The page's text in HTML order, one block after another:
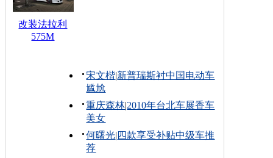
改装法拉利
575M
宋文楷|新普瑞斯衬中国电动车
尴尬
重庆森林|2010年台北车展香车
美女
何曙光| 四款享受补贴中级车推
荐